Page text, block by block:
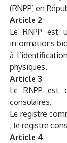
(RNPP) en
Article 2
Le RNPP est
informations
à
physiques.
Article 3
Le RNPP est
consulaires.
Le registre
; le registre
Article 4